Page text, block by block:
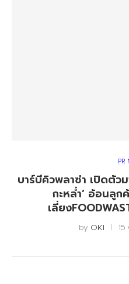
PR
บาร์บีคิวพลาซ่า เปิดตัว
กะหล่ำ’ อ้อนลูก
เลี่ยง
by OKI